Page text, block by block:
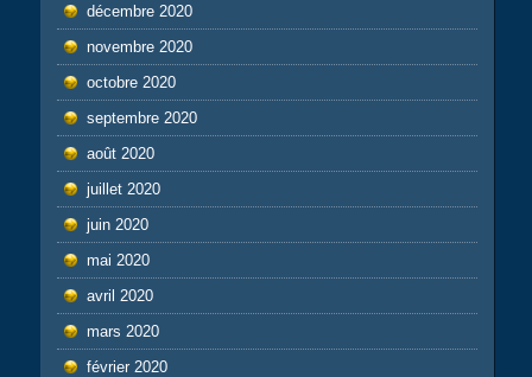
décembre 2020
novembre 2020
octobre 2020
septembre 2020
août 2020
juillet 2020
juin 2020
mai 2020
avril 2020
mars 2020
février 2020